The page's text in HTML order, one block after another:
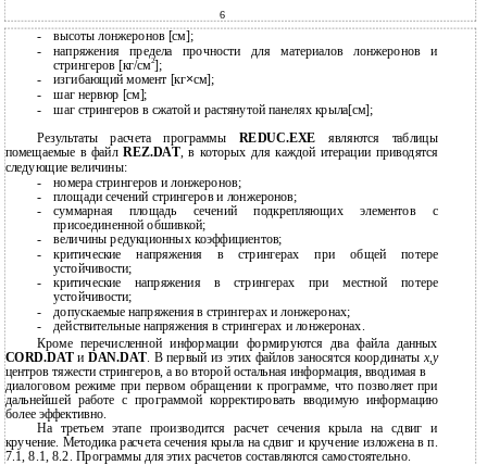
6
-
высоты лонжеронов [см];
-
напряжения предела прочности для материалов лонжеронов и
стрингеров [кг/см2];
- изгибающий момент [кг×см];
-
шаг нервюр [см];
-
шаг стрингеров в сжатой и растянутой панелях крыла[см];
Результаты расчета программы REDUC.EXEявляются таблицы
помещаемые в файл REZ.DAT, в которых для каждой итерации приводятся
следующие величины:
-
номера стрингеров и лонжеронов;
-
площади сечений стрингеров и лонжеронов;
-
суммарная площадь сечений подкрепляющих элементов с
присоединенной обшивкой;
- величины редукционных коэффициентов;
- критические напряжения в стрингерах при общей потере
устойчивости;
- критические напряжения в стрингерах при местной потере
устойчивости;
-
допускаемые напряжения в стрингерах и лонжеронах;
-
действительные напряжения в стрингерах и лонжеронах.
Кроме перечисленной информации формируются два файла данных
CORD.DATиDAN.DAT . В первый из этих файлов заносятся координаты x,y
центров тяжести стрингеров, а во второй остальная информация, вводимая в
диалоговом режиме при первом обращении к программе, что позволяет при
дальнейшей работе с программой корректировать вводимую информацию
более эффективно.
На третьем этапе производится расчет сечения крыла на сдвиг и
кручение. Методика расчета сечения крыла на сдвиг и кручение изложена в п.
7.1, 8.1, 8.2. Программы для этих расчетов составляются самостоятельно.